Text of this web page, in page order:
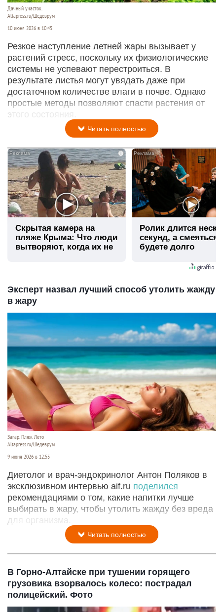
Дачный участок.
Altapress.ru/Шедеврум
10 июня 2026 в 10:45
Резкое наступление летней жары вызывает у
растений стресс, поскольку их физиологические
системы не успевают перестроиться. В
результате листья могут увядать даже при
достаточном количестве влаги в почве. Однако
простые методы позволяют спасти растения от
этого состояния.
Читать полностью
i
Скрытая камера на
пляже Крыма: Что люди
вытворяют, когда их не
Ролик длится
секунд, а
будете долго
Эксперт назвал лучший способ утолить жажду
в жару
Загар. Пляж. Лето
Altapress.ru/Шедеврум
9 июня 2026 в 12:55
Диетолог и врач‑эндокринолог Антон Поляков в
эксклюзивном интервью aif.ru поделился
рекомендациями о том, какие напитки лучше
выбирать в жару, чтобы утолить жажду без вреда
для организма.
Читать полностью
В Горно-Алтайске при тушении горящего
грузовика взорвалось колесо: пострадал
полицейский. Фото